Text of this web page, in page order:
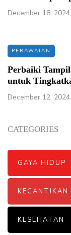
December 18, 2024
PERAWATAN
Perbaiki
untuk
December 12, 2024
CATEGORIES
GAYA HIDUP
KECANTIKAN
KESEHATAN